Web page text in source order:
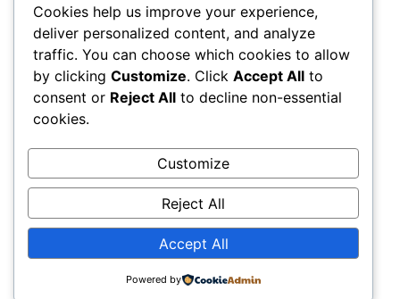
Post Views: 182
Comments
LEAVE A REPLY
You must belogged into post a comment.
© 2026Sprotyv-UA
Cookies help us improve your experience,
deliver personalized content, and analyze
traffic. You can choose which cookies to allow
by clicking Customize. Click Accept All to
consent or Reject All to decline non-essential
cookies.
Customize
Reject All
Accept All
Powered by